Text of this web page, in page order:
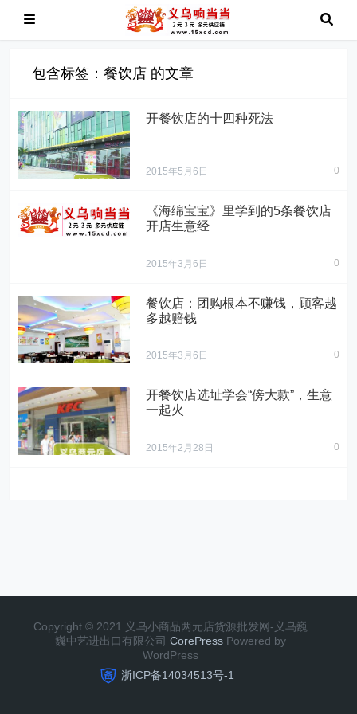
包含标签：餐饮店 的文章
" alt="开餐饮店的十
四种死法">
开餐饮店的十四种死法
2015年5月6日 0
《海绵宝宝》里学到的5条餐饮店
开店生意经
2015年3月6日 0
餐饮店：团购根本不赚钱，顾客越
多越赔钱
2015年3月6日 0
开餐饮店选址学会“傍大款”，生意
一起火
2015年2月28日 0
Copyright © 2021 义乌小商品两元店货源批发网-义乌巍
巍中艺进出口有限公司 CorePress Powered by
WordPress
浙ICP备14034513号-1